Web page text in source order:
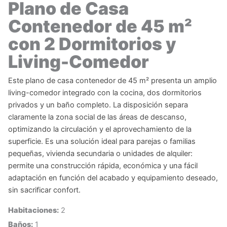
Plano de Casa
Contenedor de 45 m²
con 2 Dormitorios y
Living-Comedor
Este plano de casa contenedor de 45 m² presenta un amplio
living-comedor integrado con la cocina, dos dormitorios
privados y un baño completo. La disposición separa
claramente la zona social de las áreas de descanso,
optimizando la circulación y el aprovechamiento de la
superficie. Es una solución ideal para parejas o familias
pequeñas, vivienda secundaria o unidades de alquiler:
permite una construcción rápida, económica y una fácil
adaptación en función del acabado y equipamiento deseado,
sin sacrificar confort.
Habitaciones: 2
Baños: 1